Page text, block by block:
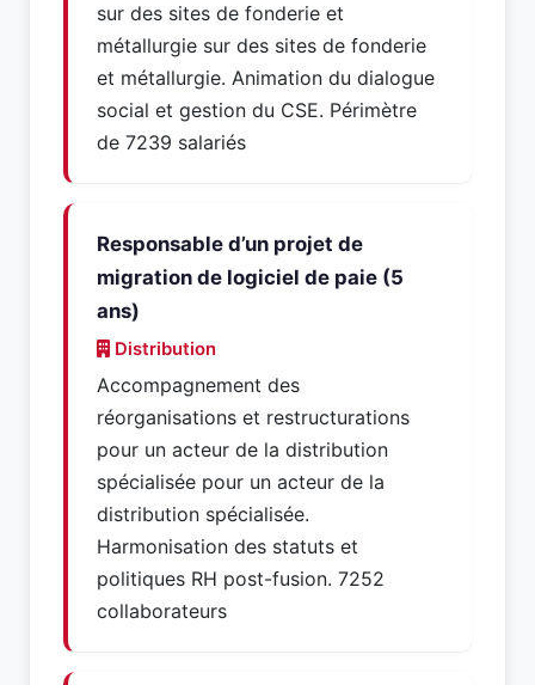
sur des sites de fonderie et
métallurgie sur des sites de fonderie
et métallurgie. Animation du dialogue
social et gestion du CSE. Périmètre
de 7239 salariés
Responsable d’un projet de
migration de logiciel de paie (5
ans)
Distribution
Accompagnement des
réorganisations et restructurations
pour un acteur de la distribution
spécialisée pour un acteur de la
distribution spécialisée.
Harmonisation des statuts et
politiques RH post-fusion. 7252
collaborateurs